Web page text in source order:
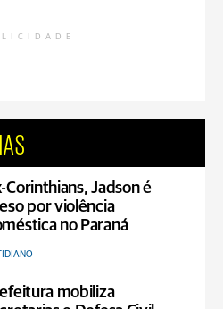
Corinthians, Jadson é
por violência
no Paraná
mobiliza